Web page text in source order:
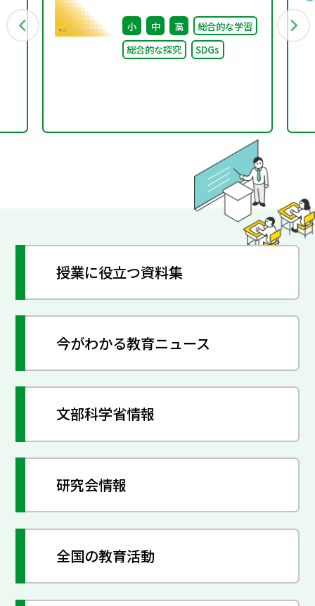
につける～
小 中 高
総合的な学習
総合的な探究
SDGs
授業に役立つ資料集
今がわかる教育ニュース
文部科学省情報
研究会情報
全国の教育活動